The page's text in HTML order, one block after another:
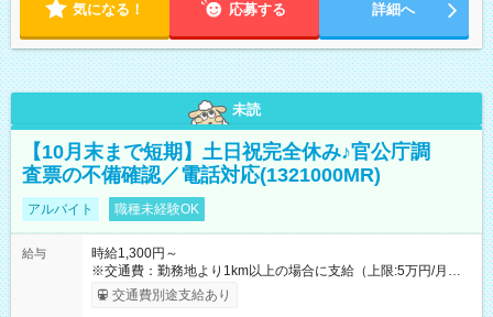
気になる！ 応募する 詳細へ
未読
【10月末まで短期】土日祝完全休み♪官公庁調
査票の不備確認／電話対応(1321000MR)
アルバイト 職種未経験OK
給与
時給1,300円～
※交通費：勤務地より1km以上の場合に支給（上限:5万円/月・
2,500円/日） ※残業代：残業発生時は1分単位で支給 ※研修中の
給与変動なし ＜ 収入例 ＞ ■週5日勤務の場合… 月収22万8,800
交通費別途支給あり